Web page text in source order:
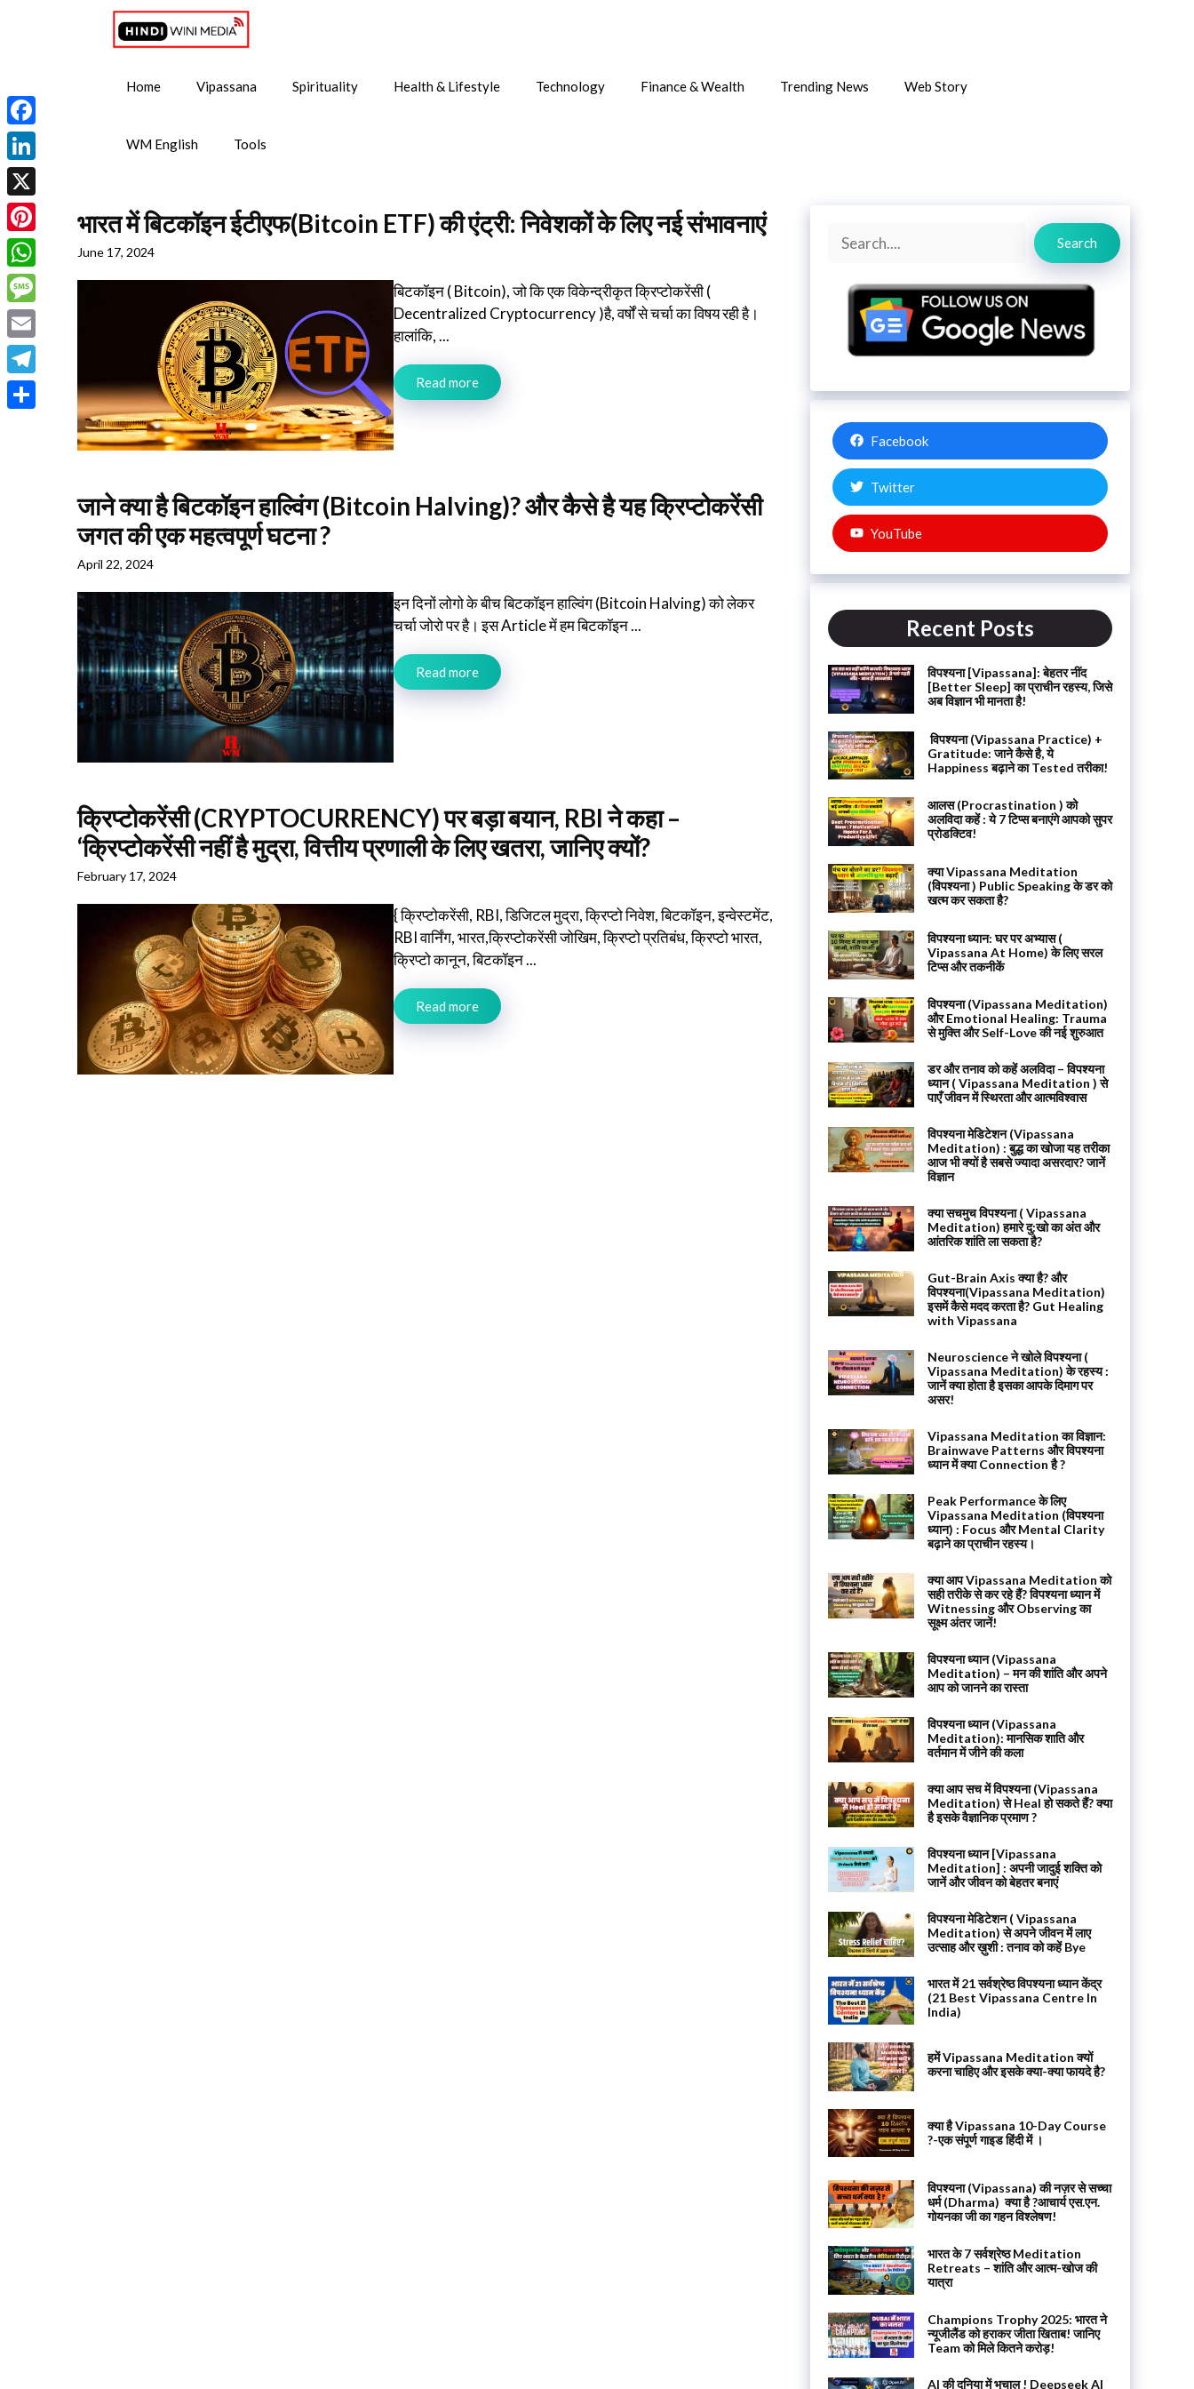
Home Vipassana Spirituality Health & Lifestyle Technology Finance & Wealth Trending News Web Story
WM English Tools
भारत में बिटकॉइन ईटीएफ(Bitcoin ETF) की एंट्री: निवेशकों के लिए नई संभावनाएं
June 17, 2024
बिटकॉइन ( Bitcoin), जो कि एक विकेन्द्रीकृत क्रिप्टोकरेंसी (
Decentralized Cryptocurrency )है, वर्षों से चर्चा का विषय रही है।
हालांकि, ...
Read more
जाने क्या है बिटकॉइन हाल्विंग (Bitcoin Halving)? और कैसे है यह क्रिप्टोकरेंसी
जगत की एक महत्वपूर्ण घटना ?
April 22, 2024
इन दिनों लोगो के बीच बिटकॉइन हाल्विंग (Bitcoin Halving) को लेकर
चर्चा जोरो पर है। इस Article में हम बिटकॉइन ...
Read more
क्रिप्टोकरेंसी (CRYPTOCURRENCY) पर बड़ा बयान, RBI ने कहा –
‘क्रिप्टोकरेंसी नहीं है मुद्रा, वित्तीय प्रणाली के लिए खतरा, जानिए क्यों?
February 17, 2024
{ क्रिप्टोकरेंसी, RBI, डिजिटल मुद्रा, क्रिप्टो निवेश, बिटकॉइन, इन्वेस्टमेंट,
RBI वार्निंग, भारत,क्रिप्टोकरेंसी जोखिम, क्रिप्टो प्रतिबंध, क्रिप्टो भारत,
क्रिप्टो कानून, बिटकॉइन ...
Read more
Search
Search
Facebook
Twitter
YouTube
Recent Posts
विपश्यना [Vipassana]: बेहतर नींद
[Better Sleep] का प्राचीन रहस्य, जिसे
अब विज्ञान भी मानता है!
विपश्यना (Vipassana Practice) +
Gratitude: जाने कैसे है, ये
Happiness बढ़ाने का Tested तरीका!
आलस (Procrastination ) को
अलविदा कहें : ये 7 टिप्स बनाएंगे आपको सुपर
प्रोडक्टिव!
क्या Vipassana Meditation
(विपश्यना ) Public Speaking के डर को
खत्म कर सकता है?
विपश्यना ध्यान: घर पर अभ्यास (
Vipassana At Home) के लिए सरल
टिप्स और तकनीकें
विपश्यना (Vipassana Meditation)
और Emotional Healing: Trauma
से मुक्ति और Self-Love की नई शुरुआत
डर और तनाव को कहें अलविदा – विपश्यना
ध्यान ( Vipassana Meditation ) से
पाएँ जीवन में स्थिरता और आत्मविश्वास
विपश्यना मेडिटेशन (Vipassana
Meditation) : बुद्ध का खोजा यह तरीका
आज भी क्यों है सबसे ज्यादा असरदार? जानें
विज्ञान
क्या सचमुच विपश्यना ( Vipassana
Meditation) हमारे दु:खो का अंत और
आंतरिक शांति ला सकता है?
Gut-Brain Axis क्या है? और
विपश्यना(Vipassana Meditation)
इसमें कैसे मदद करता है? Gut Healing
with Vipassana
Neuroscience ने खोले विपश्यना (
Vipassana Meditation) के रहस्य :
जानें क्या होता है इसका आपके दिमाग पर
असर!
Vipassana Meditation का विज्ञान:
Brainwave Patterns और विपश्यना
ध्यान में क्या Connection है ?
Peak Performance के लिए
Vipassana Meditation (विपश्यना
ध्यान) : Focus और Mental Clarity
बढ़ाने का प्राचीन रहस्य।
क्या आप Vipassana Meditation को
सही तरीके से कर रहे हैं? विपश्यना ध्यान में
Witnessing और Observing का
सूक्ष्म अंतर जानें!
विपश्यना ध्यान (Vipassana
Meditation) – मन की शांति और अपने
आप को जानने का रास्ता
विपश्यना ध्यान (Vipassana
Meditation): मानसिक शाति और
वर्तमान में जीने की कला
क्या आप सच में विपश्यना (Vipassana
Meditation) से Heal हो सकते हैं? क्या
है इसके वैज्ञानिक प्रमाण ?
विपश्यना ध्यान [Vipassana
Meditation] : अपनी जादुई शक्ति को
जानें और जीवन को बेहतर बनाएं
विपश्यना मेडिटेशन ( Vipassana
Meditation) से अपने जीवन में लाए
उत्साह और ख़ुशी : तनाव को कहें Bye
भारत में 21 सर्वश्रेष्ठ विपश्यना ध्यान केंद्र
(21 Best Vipassana Centre In
India)
हमें Vipassana Meditation क्यों
करना चाहिए और इसके क्या-क्या फायदे है?
क्या है Vipassana 10-Day Course
?-एक संपूर्ण गाइड हिंदी में ।
विपश्यना (Vipassana) की नज़र से सच्चा
धर्म (Dharma) क्या है ?आचार्य एस.एन.
गोयनका जी का गहन विश्लेषण!
भारत के 7 सर्वश्रेष्ठ Meditation
Retreats – शांति और आत्म-खोज की
यात्रा
Champions Trophy 2025: भारत ने
न्यूजीलैंड को हराकर जीता खिताब! जानिए
Team को मिले कितने करोड़!
AI की दुनिया में भूचाल ! Deepseek AI
Facebook
LinkedIn
X
Pinterest
WhatsApp
Message
Email
Telegram